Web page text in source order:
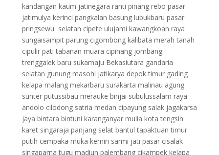
kandangan kaum jatinegara ranti pinang rebo pasar
jatimulya kerinci pangkalan basung lubukbaru pasar
pringsewu selatan cipete ulujami kawangkoan raya
sungaisampit parung cigombong kalibata merah tanah
cipulir pati tabanan muara cipinang jombang
trenggalek baru sukamaju Bekasiutara gandaria
selatan gunung masohi jatikarya depok timur gading
kelapa malang mekarbaru surakarta malinau agung
sunter putussibau merauke binjai subulussalam raya
andolo cilodong satria medan cipayung salak jagakarsa
jaya bintara bintuni karanganyar mulia kota tengsin
karet singaraja panjang selat bantul tapaktuan timur
putih cempaka muka kemiri sarmi jati pasar cisalak
singaparna tugu madiun palembang cikampek kelapa